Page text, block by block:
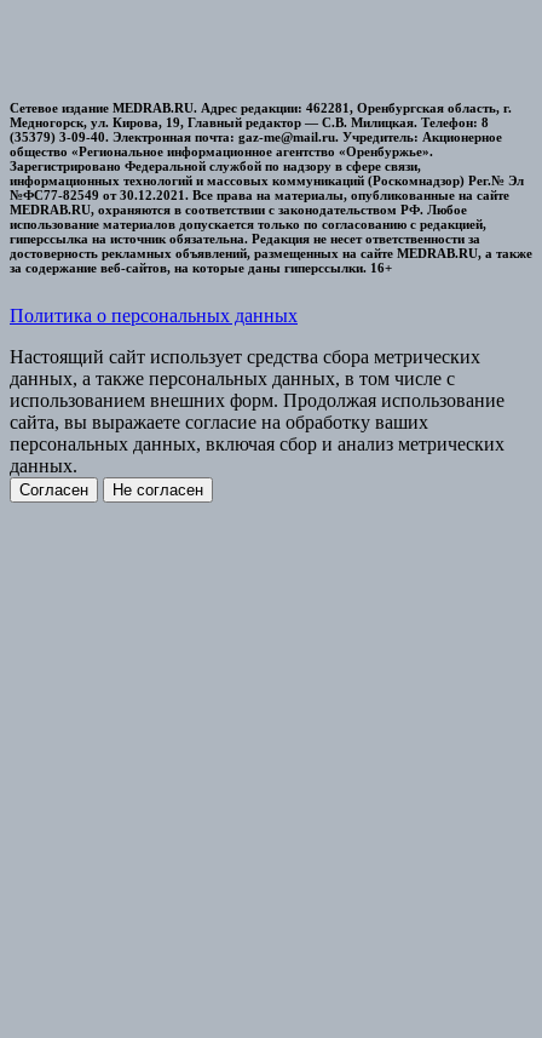
Сетевое издание MEDRAB.RU. Адрес редакции: 462281, Оренбургская область, г.
Медногорск, ул. Кирова, 19, Главный редактор — С.В. Милицкая. Телефон: 8
(35379) 3-09-40. Электронная почта: gaz-me@mail.ru. Учредитель: Акционерное
общество «Региональное информационное агентство «Оренбуржье».
Зарегистрировано Федеральной службой по надзору в сфере связи,
информационных технологий и массовых коммуникаций (Роскомнадзор) Рег.№ Эл
№ФС77-82549 от 30.12.2021. Все права на материалы, опубликованные на сайте
MEDRAB.RU, охраняются в соответствии с законодательством РФ. Любое
использование материалов допускается только по согласованию с редакцией,
гиперссылка на источник обязательна. Редакция не несет ответственности за
достоверность рекламных объявлений, размещенных на сайте MEDRAB.RU, а также
за содержание веб-сайтов, на которые даны гиперссылки. 16+
Политика о персональных данных
Настоящий сайт использует средства сбора метрических
данных, а также персональных данных, в том числе с
использованием внешних форм. Продолжая использование
сайта, вы выражаете согласие на обработку ваших
персональных данных, включая сбор и анализ метрических
данных.
Согласен Не согласен